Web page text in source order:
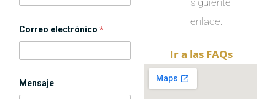
Correo electrónico *
Mensaje
siguiente
enlace:
Ir a las FAQs